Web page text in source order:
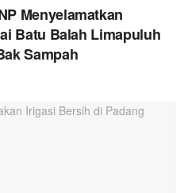
Menyelamatkan
Batu Balah Limapuluh
Sampah